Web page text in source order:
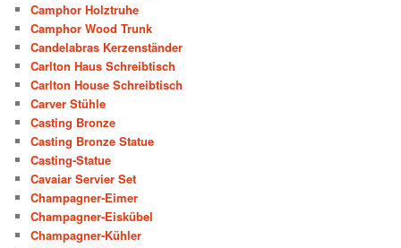
Camphor Holztruhe
Camphor Wood Trunk
Candelabras Kerzenständer
Carlton Haus Schreibtisch
Carlton House Schreibtisch
Carver Stühle
Casting Bronze
Casting Bronze Statue
Casting-Statue
Cavaiar Servier Set
Champagner-Eimer
Champagner-Eiskübel
Champagner-Kühler